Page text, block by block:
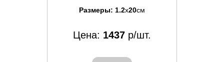
Размеры: 1.2x20см
Цена: 1437 р/шт.